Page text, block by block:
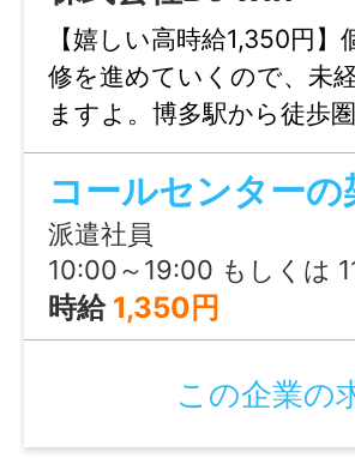
マイカー通勤
可
時間外
特記事項
・受動喫煙防止対策：屋内
・試用期間：なし
・契約更新理由：あり（
【嬉しい高時給1,350円
修を進めていくので、未
ますよ。博多駅から徒歩
合せのみも大歓迎、まず
連絡ください。
コールセンター
派遣社員
10:00～19:00 もしくは 11:00～20:00 ※お好きな方をお選び
時給 1,350円
この企業の